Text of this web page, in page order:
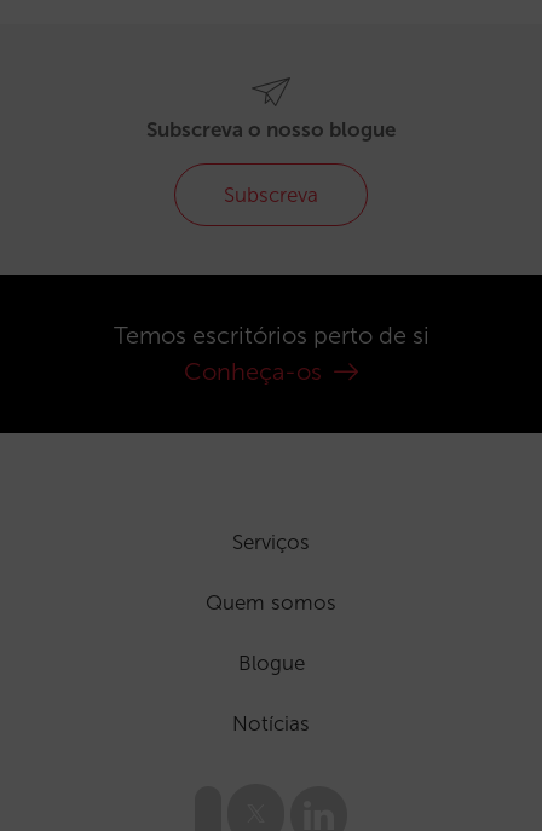
Subscreva o nosso blogue
Subscreva
Temos escritórios perto de si
Conheça-os
Serviços
Quem somos
Blogue
Notícias